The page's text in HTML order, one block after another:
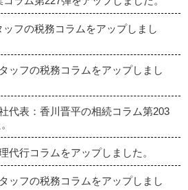
フの税務コラムをアップしまし
ッフの税務コラムをアップしまし
代表：香川晋平の相続コラム第203
行コラムをアップしました。
ッフの税務コラムをアップしまし